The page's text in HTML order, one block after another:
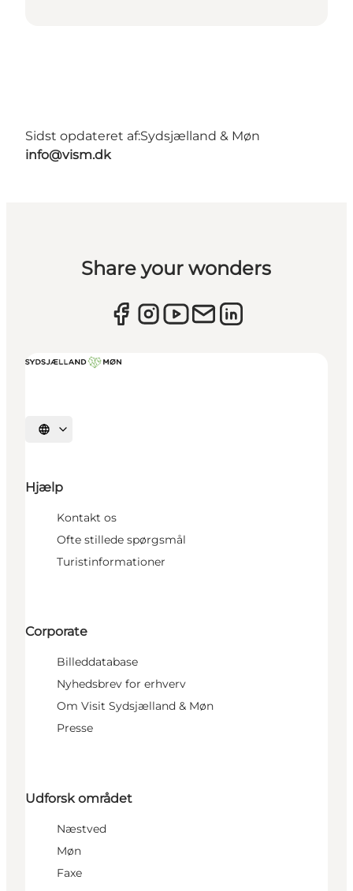
Sidst opdateret af:Sydsjælland & Møn
info@vism.dk
Share your wonders
Vælg sprog
Hjælp
Kontakt os
Ofte stillede spørgsmål
Turistinformationer
Corporate
Billeddatabase
Nyhedsbrev for erhverv
Om Visit Sydsjælland & Møn
Presse
Udforsk området
Næstved
Møn
Faxe